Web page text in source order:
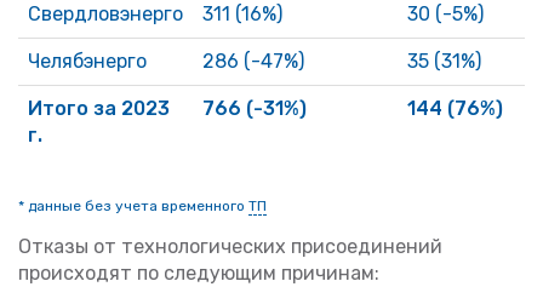
Свердловэнерго 311 (16%) 30 (-5%)
Челябэнерго 286 (-47%) 35 (31%)
Итого за 2023
г.
766 (-31%) 144 (76%)
* данные без учета временного ТП
Отказы от технологических присоединений
происходят по следующим причинам: